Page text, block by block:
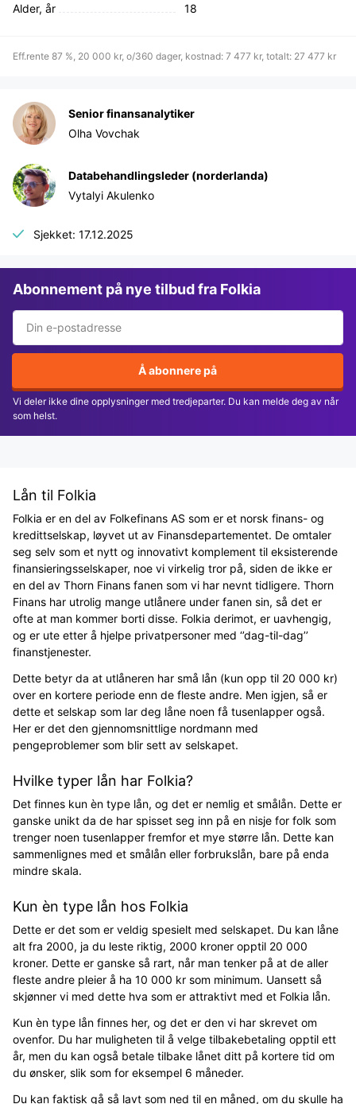
Alder, år 18
Eff.rente 87 %, 20 000 kr, o/360 dager, kostnad: 7 477 kr, totalt: 27 477 kr
Senior finansanalytiker
Olha Vovchak
Databehandlingsleder (norderlanda)
Vytalyi Akulenko
Sjekket: 17.12.2025
Abonnement på nye tilbud fra Folkia
Å abonnere på
Vi deler ikke dine opplysninger med tredjeparter. Du kan melde deg av når
som helst.
Lån til Folkia
Folkia er en del av Folkefinans AS som er et norsk finans- og
kredittselskap, løyvet ut av Finansdepartementet. De omtaler
seg selv som et nytt og innovativt komplement til eksisterende
finansieringsselskaper, noe vi virkelig tror på, siden de ikke er
en del av Thorn Finans fanen som vi har nevnt tidligere. Thorn
Finans har utrolig mange utlånere under fanen sin, så det er
ofte at man kommer borti disse. Folkia derimot, er uavhengig,
og er ute etter å hjelpe privatpersoner med ‘’dag-til-dag’’
finanstjenester.
Dette betyr da at utlåneren har små lån (kun opp til 20 000 kr)
over en kortere periode enn de fleste andre. Men igjen, så er
dette et selskap som lar deg låne noen få tusenlapper også.
Her er det den gjennomsnittlige nordmann med
pengeproblemer som blir sett av selskapet.
Hvilke typer lån har Folkia?
Det finnes kun èn type lån, og det er nemlig et smålån. Dette er
ganske unikt da de har spisset seg inn på en nisje for folk som
trenger noen tusenlapper fremfor et mye større lån. Dette kan
sammenlignes med et smålån eller forbrukslån, bare på enda
mindre skala.
Kun èn type lån hos Folkia
Dette er det som er veldig spesielt med selskapet. Du kan låne
alt fra 2000, ja du leste riktig, 2000 kroner opptil 20 000
kroner. Dette er ganske så rart, når man tenker på at de aller
fleste andre pleier å ha 10 000 kr som minimum. Uansett så
skjønner vi med dette hva som er attraktivt med et Folkia lån.
Kun èn type lån finnes her, og det er den vi har skrevet om
ovenfor. Du har muligheten til å velge tilbakebetaling opptil ett
år, men du kan også betale tilbake lånet ditt på kortere tid om
du ønsker, slik som for eksempel 6 måneder.
Du kan faktisk gå så lavt som ned til en måned, om du skulle ha